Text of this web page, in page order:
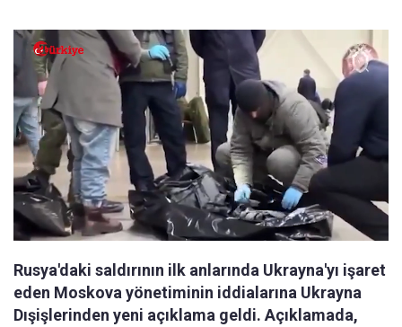
Rusya'daki saldırının ilk anlarında Ukrayna'yı işaret
eden Moskova yönetiminin iddialarına Ukrayna
Dışişlerinden yeni açıklama geldi. Açıklamada,